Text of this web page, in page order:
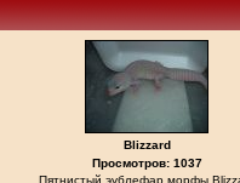
Blizzard
Просмотров: 1037
Пятнистый эублефар морфы